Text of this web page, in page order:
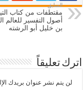
السابق
مقتطفات من كتاب
أصول التفسير للعالم
بن خليل أبو الرشته
اترك تعليقاً
لن يتم نشر عنوان بريدك